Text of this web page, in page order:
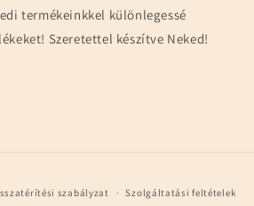
termékeinkkel különlegessé
Szeretettel készítve Neked!
módok
szabályzat Szolgáltatási feltételek